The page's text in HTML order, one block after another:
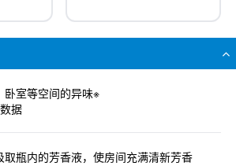
卧室等空间的异味※
据
取瓶内的芳香液，使房间充满清新芳香